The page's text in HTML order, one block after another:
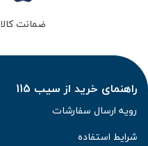
ضمانت کالا
راهنمای خرید از سیب 115
رویه ارسال سفارشات
شرایط استفاده